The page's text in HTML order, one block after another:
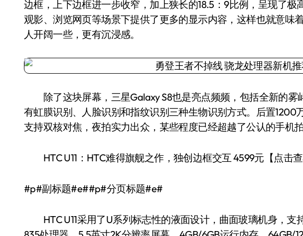
边框，上下边框进一步收窄，加上狭长的18.5：9比例，呈现了极
观影、浏览网页等场景下提供了更多的显示内容，这样也就意味
人开阔一些，更有沉浸感。
除了这块屏幕，三星Galaxy S8也是亮点频频，包括全新的雾
有虹膜识别、人脸识别和指纹识别三种生物识别方式。后置1200
支持双核对焦，夜拍实力出众，某些程度已经超越了公认的手机拍
HTC U11：HTC难得旗舰之作，独创边框交互 4599元【点击查
#p#副标题#e##p#分页标题#e#
HTC U11采用了U系列标志性的液面设计，曲面玻璃机身，支